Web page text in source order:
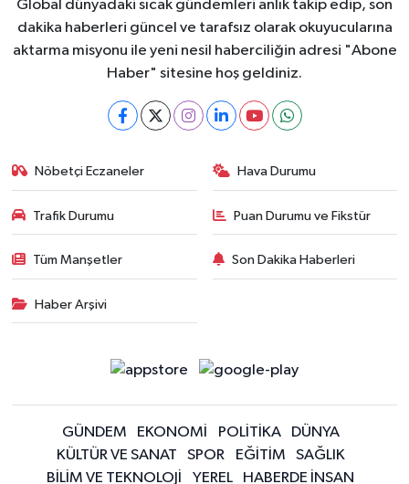
Global dünyadaki sıcak gündemleri anlık takip edip, son
dakika haberleri güncel ve tarafsız olarak okuyucularına
aktarma misyonu ile yeni nesil haberciliğin adresi "Abone
Haber" sitesine hoş geldiniz.
Nöbetçi Eczaneler Hava Durumu
Trafik Durumu Puan Durumu ve Fikstür
Tüm Manşetler Son Dakika Haberleri
Haber Arşivi
GÜNDEM EKONOMİ POLİTİKA
DÜNYA
KÜLTÜR VE SANAT
SPOR EĞİTİM
SAĞLIK
BİLİM VE TEKNOLOJİ
YEREL HABERDE İNSAN